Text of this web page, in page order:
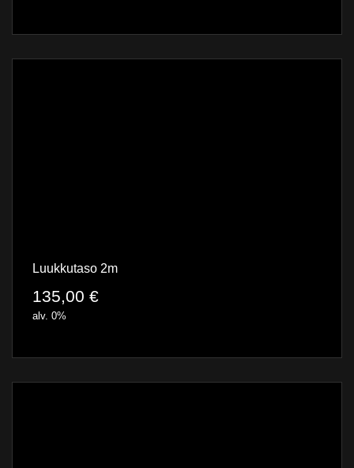
Luukkutaso 2m
135,00 €
alv. 0%